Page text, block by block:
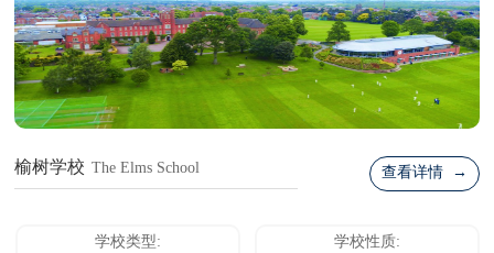
榆树学校 The Elms School 查看详情 →
学校类型:
学校性质: